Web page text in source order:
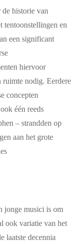
historie van
tentoonstellingen en
een significant
hiervoor
ruimte nodig. Eerdere
concepten
één reeds
– strandden op
aan het grote
jonge musici is om
ook variatie van het
laatste decennia